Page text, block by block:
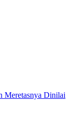
Meretasnya Dinilai